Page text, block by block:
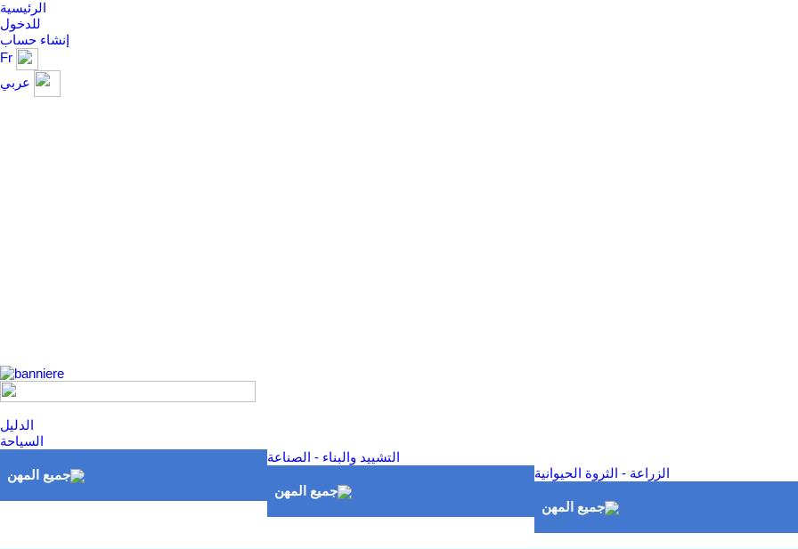
الرئيسية
للدخول
إنشاء حساب
Fr
الدليل
السياحة
التشييد والبناء - الصناعة
الزراعة - الثروة الحيوانية